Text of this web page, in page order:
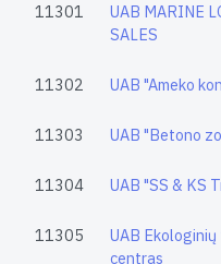
11301
UAB MARINE
SALES
11302 UAB "Ameko
11303 UAB "Betono
11304 UAB "SS & KS
11305
UAB
centras